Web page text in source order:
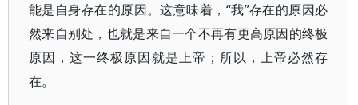
能是自身存在的原因。这意味着，“我”存在的原因必
然来自别处，也就是来自一个不再有更高原因的终极
原因，这一终极原因就是上帝；所以，上帝必然存
在。